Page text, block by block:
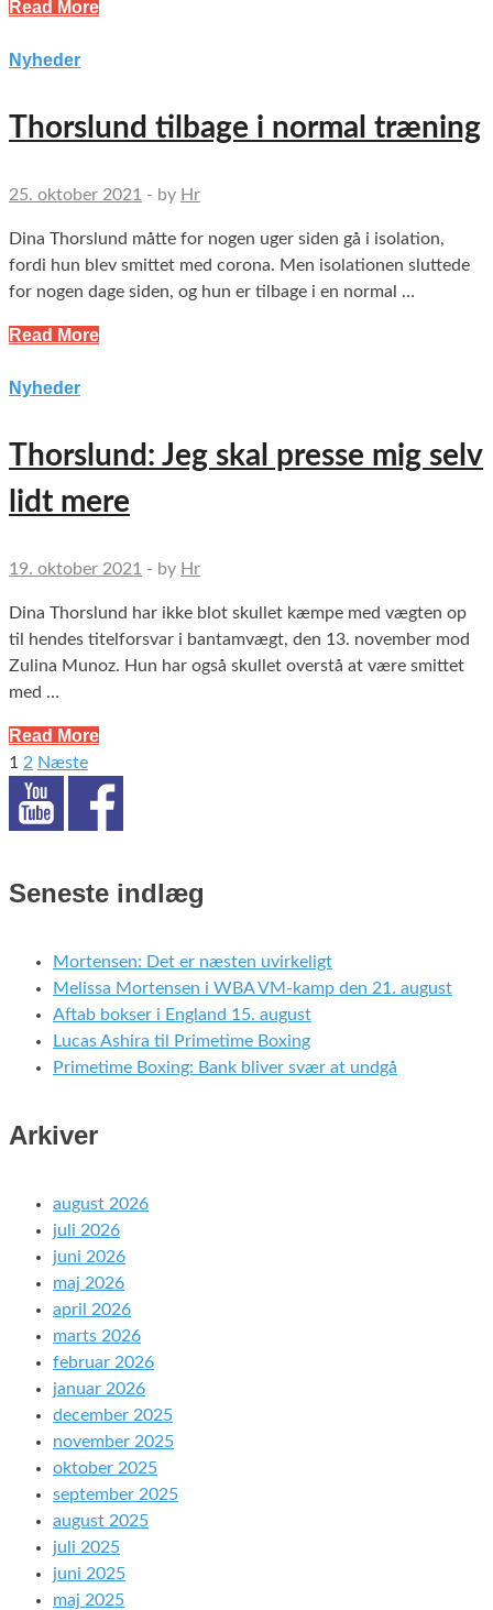
Read More
Nyheder
Thorslund tilbage i normal træning
25. oktober 2021 - by Hr
Dina Thorslund måtte for nogen uger siden gå i isolation,
fordi hun blev smittet med corona. Men isolationen sluttede
for nogen dage siden, og hun er tilbage i en normal …
Read More
Nyheder
Thorslund: Jeg skal presse mig selv
lidt mere
19. oktober 2021 - by Hr
Dina Thorslund har ikke blot skullet kæmpe med vægten op
til hendes titelforsvar i bantamvægt, den 13. november mod
Zulina Munoz. Hun har også skullet overstå at være smittet
med …
Read More
Indlægsinddeling
1 2 Næste
Seneste indlæg
Mortensen: Det er næsten uvirkeligt
Melissa Mortensen i WBA VM-kamp den 21. august
Aftab bokser i England 15. august
Lucas Ashira til Primetime Boxing
Primetime Boxing: Bank bliver svær at undgå
Arkiver
august 2026
juli 2026
juni 2026
maj 2026
april 2026
marts 2026
februar 2026
januar 2026
december 2025
november 2025
oktober 2025
september 2025
august 2025
juli 2025
juni 2025
maj 2025